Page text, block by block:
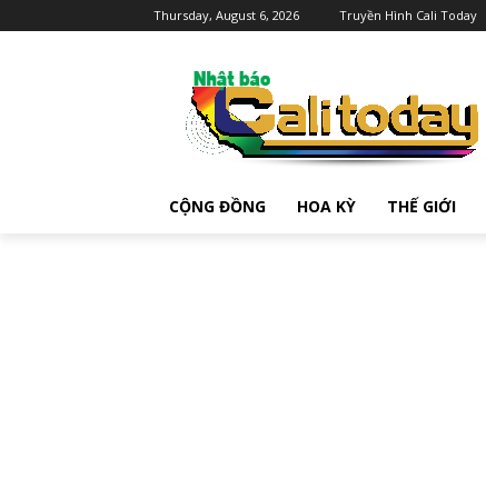
Thursday, August 6, 2026 Truyền Hình Cali Today
CỘNG ĐỒNG HOA KỲ THẾ GIỚI